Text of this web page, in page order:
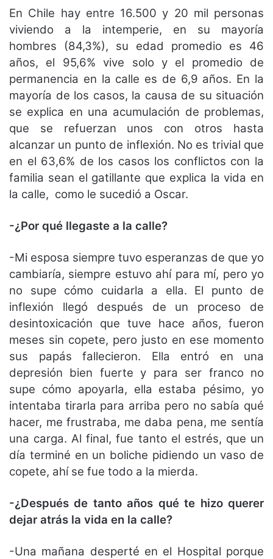
En Chile hay entre 16.500 y 20 mil personas
viviendo a la intemperie, en su mayoría
hombres (84,3%), su edad promedio es 46
años, el 95,6% vive solo y el promedio de
permanencia en la calle es de 6,9 años. En la
mayoría de los casos, la causa de su situación
se explica en una acumulación de problemas,
que se refuerzan unos con otros hasta
alcanzar un punto de inflexión. No es trivial que
en el 63,6% de los casos los conflictos con la
familia sean el gatillante que explica la vida en
la calle, como le sucedió a Oscar.
-¿Por qué llegaste a la calle?
-Mi esposa siempre tuvo esperanzas de que yo
cambiaría, siempre estuvo ahí para mí, pero yo
no supe cómo cuidarla a ella. El punto de
inflexión llegó después de un proceso de
desintoxicación que tuve hace años, fueron
meses sin copete, pero justo en ese momento
sus papás fallecieron. Ella entró en una
depresión bien fuerte y para ser franco no
supe cómo apoyarla, ella estaba pésimo, yo
intentaba tirarla para arriba pero no sabía qué
hacer, me frustraba, me daba pena, me sentía
una carga. Al final, fue tanto el estrés, que un
día terminé en un boliche pidiendo un vaso de
copete, ahí se fue todo a la mierda.
-¿Después de tanto años qué te hizo querer
dejar atrás la vida en la calle?
-Una mañana desperté en el Hospital porque